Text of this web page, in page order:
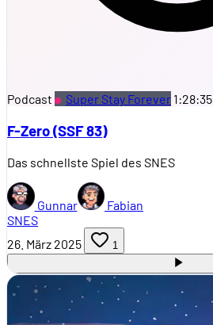
Podcast Super Stay Forever 1:28:35
F-Zero (SSF 83)
Das schnellste Spiel des SNES
Gunnar
Fabian
SNES
26. März 2025
1